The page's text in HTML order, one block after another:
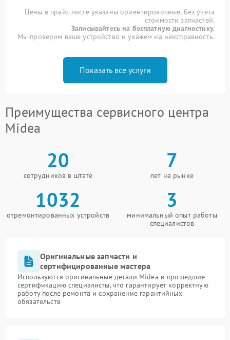
Цены в прайс-листе указаны ориентировочные, без учета
стоимости запчастей.
Записывайтесь на бесплатную диагностику.
Мы проверим ваше устройство и укажем на неисправность.
Показать все услуги
Преимущества сервисного центра
Midea
20
сотрудников в штате
7
лет на рынке
1032
отремонтированных устройств
3
минимальный опыт работы
специалистов
Оригинальные запчасти и
сертифицированные мастера
Используются оригинальные детали Midea и прошедшие
сертификацию специалисты, что гарантирует корректную
работу после ремонта и сохранение гарантийных
обязательств